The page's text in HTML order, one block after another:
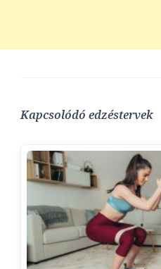
Kapcsolódó edzéstervek